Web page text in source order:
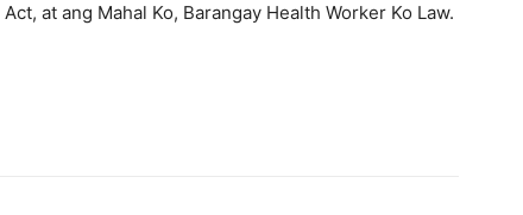
at ang Mahal Ko, Barangay Health Worker Ko Law.